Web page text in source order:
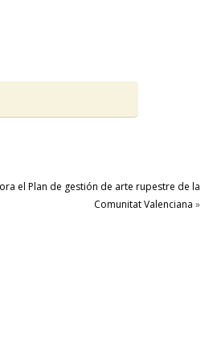
el Plan de gestión de arte rupestre de la
Comunitat Valenciana »